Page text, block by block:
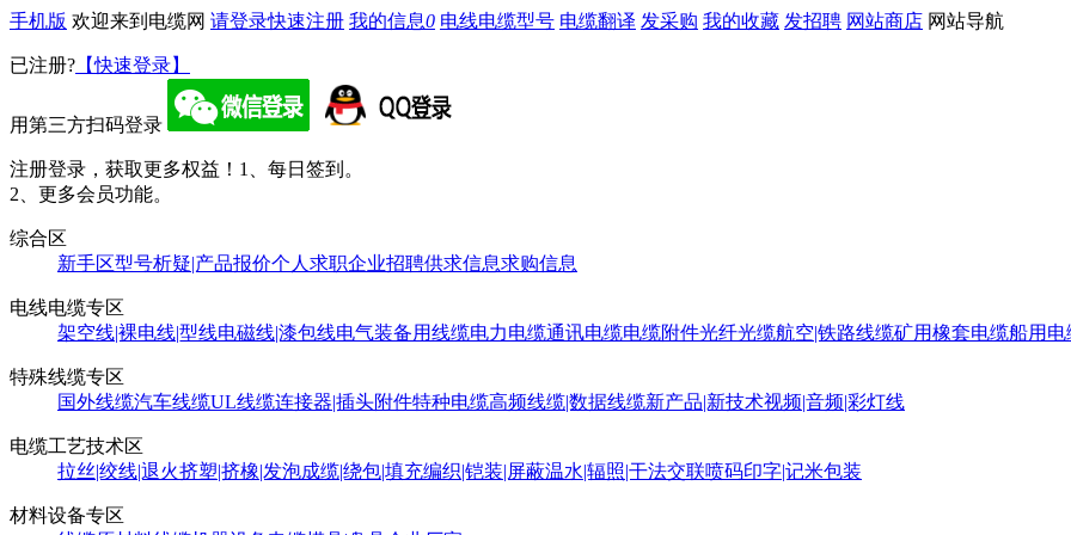
手机版 欢迎来到电缆网 请登录快速注册 我的信息0 电线电缆型号 电缆翻译 发采购 我的收藏 发招聘 网站商店 网站导航
已注册? 【快速登录】
用第三方扫码登录
注册登录，获取更多权益！ 1、每日签到。
2、更多会员功能。
综合区
新手区型号析疑|产品报价个人求职企业招聘供求信息求购信息
电线电缆专区
架空线|裸电线|型线电磁线|漆包线电气装备用线缆电力电缆通讯电缆电缆附件光纤光缆航空|铁路线缆矿用橡套电缆船用电
特殊线缆专区
国外线缆汽车线缆UL线缆连接器|插头附件特种电缆高频线缆|数据线缆新产品|新技术视频|音频|彩灯线
电缆工艺技术区
拉丝|绞线|退火挤塑|挤橡|发泡成缆|绕包|填充编织|铠装|屏蔽温水|辐照|干法交联喷码印字|记米包装
材料设备专区